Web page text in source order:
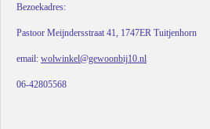
Bezoekadres:
Pastoor Meijndersstraat 41, 1747ER Tuitjenhorn
email: wolwinkel@gewoonbij10.nl
06-42805568